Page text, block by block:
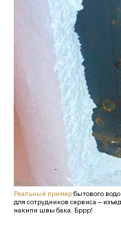
Реальный примербытового
для сотрудников сервиса –
накипи швы бака. Бррр!